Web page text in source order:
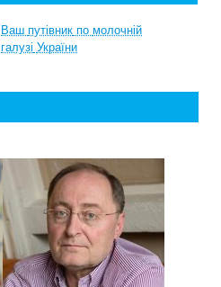
Ваш путівник по молочній
галузі України